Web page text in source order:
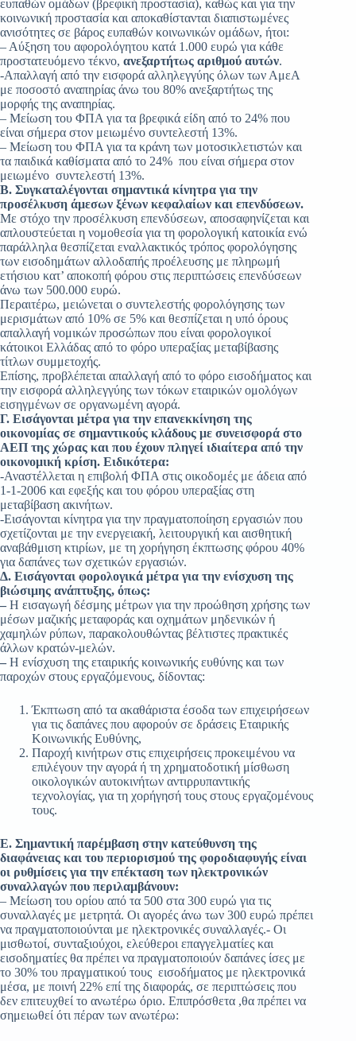
ευπαθών ομάδων (βρεφική προστασία), καθώς και για την
κοινωνική προστασία και αποκαθίστανται διαπιστωμένες
ανισότητες σε βάρος ευπαθών κοινωνικών ομάδων, ήτοι:
– Αύξηση του αφορολόγητου κατά 1.000 ευρώ για κάθε
προστατευόμενο τέκνο, ανεξαρτήτως αριθμού αυτών.
-Απαλλαγή από την εισφορά αλληλεγγύης όλων των ΑμεΑ
με ποσοστό αναπηρίας άνω του 80% ανεξαρτήτως της
μορφής της αναπηρίας.
– Μείωση του ΦΠΑ για τα βρεφικά είδη από το 24% που
είναι σήμερα στον μειωμένο συντελεστή 13%.
– Μείωση του ΦΠΑ για τα κράνη των μοτοσικλετιστών και
τα παιδικά καθίσματα από το 24% που είναι σήμερα στον
μειωμένο συντελεστή 13%.
Β. Συγκαταλέγονται σημαντικά κίνητρα για την
προσέλκυση άμεσων ξένων κεφαλαίων και επενδύσεων.
Με στόχο την προσέλκυση επενδύσεων, αποσαφηνίζεται και
απλουστεύεται η νομοθεσία για τη φορολογική κατοικία ενώ
παράλληλα θεσπίζεται εναλλακτικός τρόπος φορολόγησης
των εισοδημάτων αλλοδαπής προέλευσης με πληρωμή
ετήσιου κατ’ αποκοπή φόρου στις περιπτώσεις επενδύσεων
άνω των 500.000 ευρώ.
Περαιτέρω, μειώνεται ο συντελεστής φορολόγησης των
μερισμάτων από 10% σε 5% και θεσπίζεται η υπό όρους
απαλλαγή νομικών προσώπων που είναι φορολογικοί
κάτοικοι Ελλάδας από το φόρο υπεραξίας μεταβίβασης
τίτλων συμμετοχής.
Επίσης, προβλέπεται απαλλαγή από το φόρο εισοδήματος και
την εισφορά αλληλεγγύης των τόκων εταιρικών ομολόγων
εισηγμένων σε οργανωμένη αγορά.
Γ. Εισάγονται μέτρα για την επανεκκίνηση της
οικονομίας σε σημαντικούς κλάδους με συνεισφορά στο
ΑΕΠ της χώρας και που έχουν πληγεί ιδιαίτερα από την
οικονομική κρίση. Ειδικότερα:
-Αναστέλλεται η επιβολή ΦΠΑ στις οικοδομές με άδεια από
1-1-2006 και εφεξής και του φόρου υπεραξίας στη
μεταβίβαση ακινήτων.
-Εισάγονται κίνητρα για την πραγματοποίηση εργασιών που
σχετίζονται με την ενεργειακή, λειτουργική και αισθητική
αναβάθμιση κτιρίων, με τη χορήγηση έκπτωσης φόρου 40%
για δαπάνες των σχετικών εργασιών.
Δ. Εισάγονται φορολογικά μέτρα για την ενίσχυση της
βιώσιμης ανάπτυξης, όπως:
– Η εισαγωγή δέσμης μέτρων για την προώθηση χρήσης των
μέσων μαζικής μεταφοράς και οχημάτων μηδενικών ή
χαμηλών ρύπων, παρακολουθώντας βέλτιστες πρακτικές
άλλων κρατών-μελών.
– Η ενίσχυση της εταιρικής κοινωνικής ευθύνης και των
παροχών στους εργαζόμενους, δίδοντας:
Έκπτωση από τα ακαθάριστα έσοδα των επιχειρήσεων
για τις δαπάνες που αφορούν σε δράσεις Εταιρικής
Κοινωνικής Ευθύνης,
Παροχή κινήτρων στις επιχειρήσεις προκειμένου να
επιλέγουν την αγορά ή τη χρηματοδοτική μίσθωση
οικολογικών αυτοκινήτων αντιρρυπαντικής
τεχνολογίας, για τη χορήγησή τους στους εργαζομένους
τους.
Ε. Σημαντική παρέμβαση στην κατεύθυνση της
διαφάνειας και του περιορισμού της φοροδιαφυγής είναι
οι ρυθμίσεις για την επέκταση των ηλεκτρονικών
συναλλαγών που περιλαμβάνουν:
– Μείωση του ορίου από τα 500 στα 300 ευρώ για τις
συναλλαγές με μετρητά. Οι αγορές άνω των 300 ευρώ πρέπει
να πραγματοποιούνται με ηλεκτρονικές συναλλαγές.- Οι
μισθωτοί, συνταξιούχοι, ελεύθεροι επαγγελματίες και
εισοδηματίες θα πρέπει να πραγματοποιούν δαπάνες ίσες με
το 30% του πραγματικού τους εισοδήματος με ηλεκτρονικά
μέσα, με ποινή 22% επί της διαφοράς, σε περιπτώσεις που
δεν επιτευχθεί το ανωτέρω όριο. Επιπρόσθετα ,θα πρέπει να
σημειωθεί ότι πέραν των ανωτέρω: